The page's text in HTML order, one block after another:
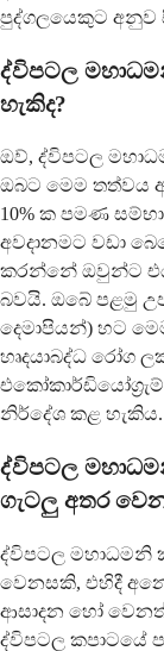
පුද්ගලයෙකුට අනුව
ද්විපටල
හැකිද?
ඔව්, ද්විපටල
ඔබට මෙම තත්වය
10% ක පමණ
අවදානමට වඩා
කරන්නේ ඔවුන්ට
බවයි. ඔබේ පළමු
දෙමාපියන්) හට
හෘදයාබද්ධ රෝග
නිර්දේශ කළ හැකිය.
ද්විපටල
ගැටලු අතර
ද්විපටල මහාධමනි
වෙනසකි, එහිදී
ආසාදන හෝ
ද්විපටල කපාටයේ